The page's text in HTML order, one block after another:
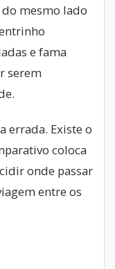
mesmo lado
e fama
serem
errada. Existe o
coloca
onde passar
entre os